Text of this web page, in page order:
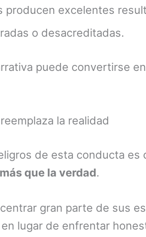
producen excelentes
o desacreditadas.
puede convertirse
la realidad
de esta conducta es
que la verdad.
gran parte de sus
lugar de enfrentar